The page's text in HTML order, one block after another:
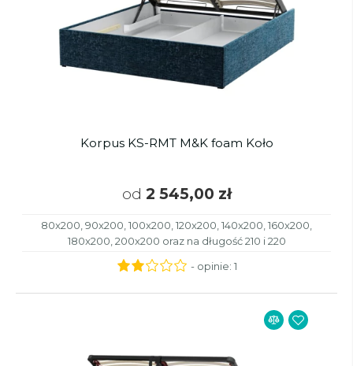
Korpus KS-RMT M&K foam Koło
od 2 545,00 zł
80x200, 90x200, 100x200, 120x200, 140x200, 160x200,
180x200, 200x200 oraz na długość 210 i 220
- opinie: 1